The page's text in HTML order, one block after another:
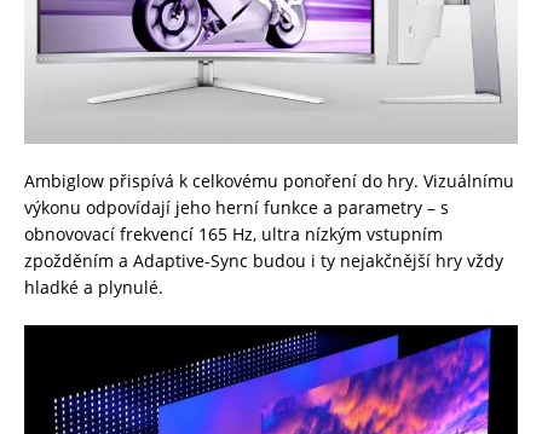
Ambiglow přispívá k celkovému ponoření do hry. Vizuálnímu
výkonu odpovídají jeho herní funkce a parametry – s
obnovovací frekvencí 165 Hz, ultra nízkým vstupním
zpožděním a Adaptive-Sync budou i ty nejakčnější hry vždy
hladké a plynulé.